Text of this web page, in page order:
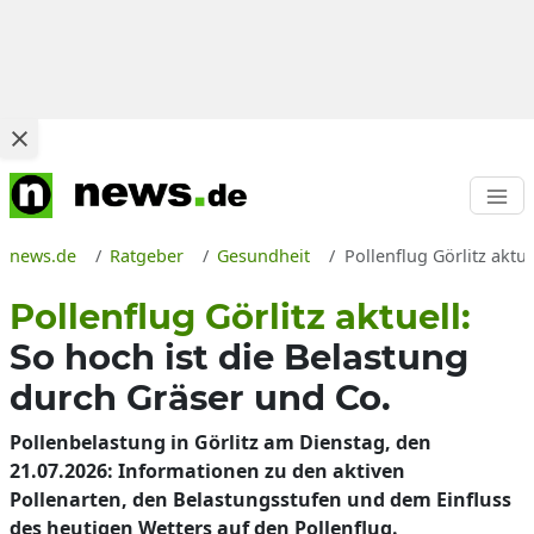
news.de Ratgeber Gesundheit Pollenflug Görlitz
Pollenflug Görlitz aktuell:
So hoch ist die Belastung
durch Gräser und Co.
Pollenbelastung in Görlitz am Dienstag, den
21.07.2026: Informationen zu den aktiven
Pollenarten, den Belastungsstufen und dem Einfluss
des heutigen Wetters auf den Pollenflug.